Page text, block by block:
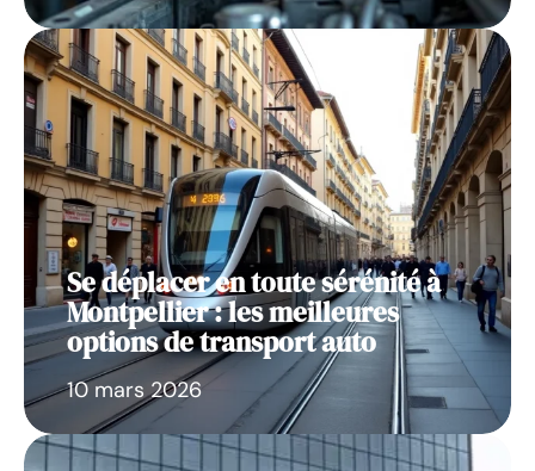
Se déplacer en toute sérénité à
Montpellier : les meilleures
options de transport auto
10 mars 2026